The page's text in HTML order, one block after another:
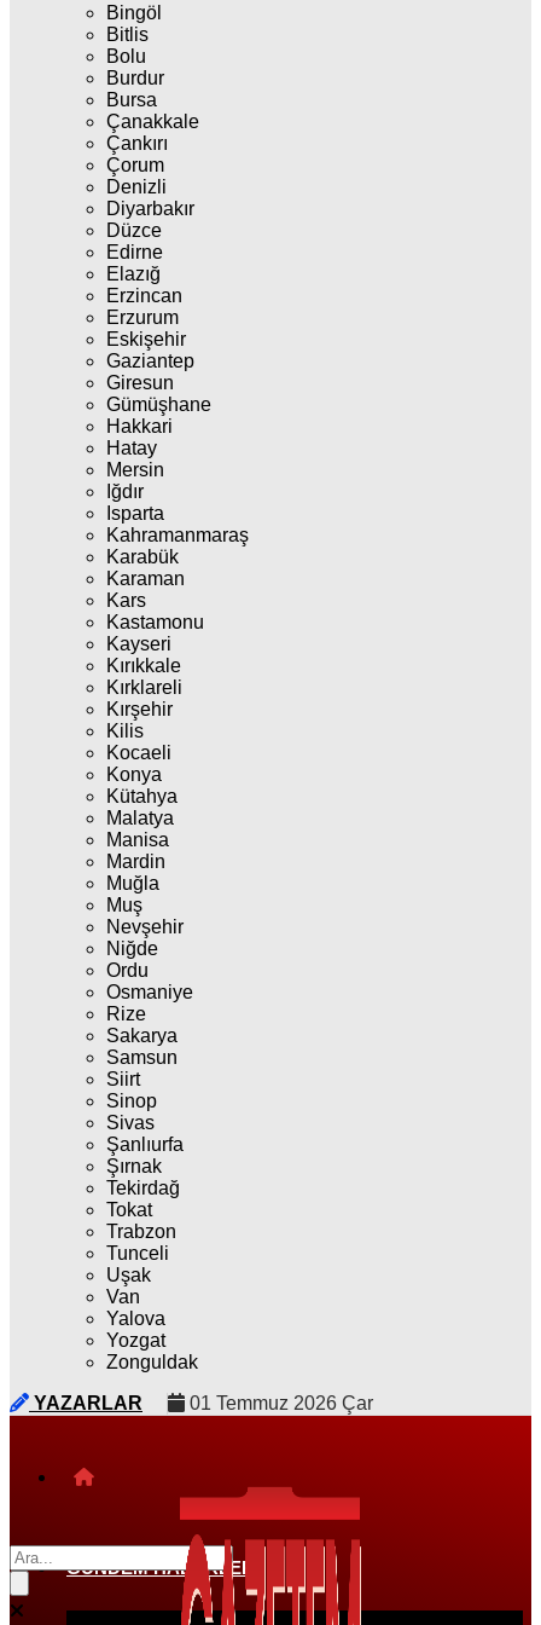
Bingöl
Bitlis
Bolu
Burdur
Bursa
Çanakkale
Çankırı
Çorum
Denizli
Diyarbakır
Düzce
Edirne
Elazığ
Erzincan
Erzurum
Eskişehir
Gaziantep
Giresun
Gümüşhane
Hakkari
Hatay
Mersin
Iğdır
Isparta
Kahramanmaraş
Karabük
Karaman
Kars
Kastamonu
Kayseri
Kırıkkale
Kırklareli
Kırşehir
Kilis
Kocaeli
Konya
Kütahya
Malatya
Manisa
Mardin
Muğla
Muş
Nevşehir
Niğde
Ordu
Osmaniye
Rize
Sakarya
Samsun
Siirt
Sinop
Sivas
Şanlıurfa
Şırnak
Tekirdağ
Tokat
Trabzon
Tunceli
Uşak
Van
Yalova
Yozgat
Zonguldak
YAZARLAR
01 Temmuz 2026 Çar
GÜNDEM HABERLERI